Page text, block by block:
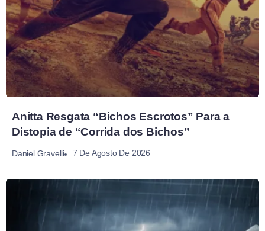
Anitta Resgata “Bichos Escrotos” Para a
Distopia de “Corrida dos Bichos”
Daniel Gravelli 7 De Agosto De 2026